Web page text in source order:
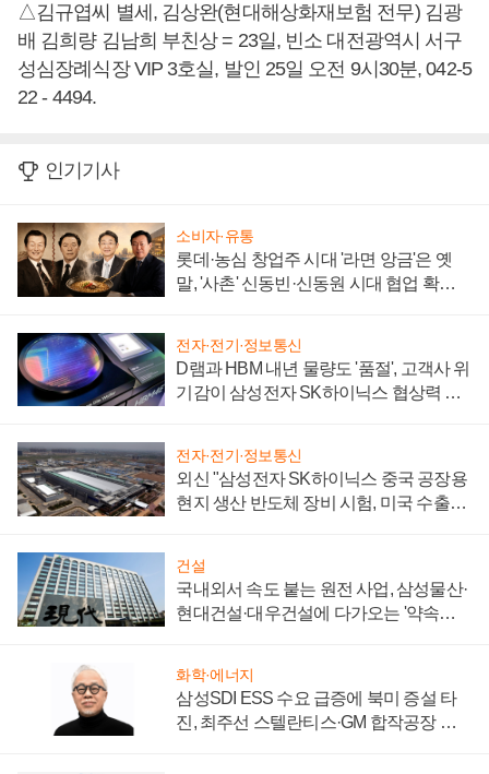
△김규엽씨 별세, 김상완(현대해상화재보험 전무) 김광
배 김희량 김남희 부친상 = 23일, 빈소 대전광역시 서구
성심장례식장 VIP 3호실, 발인 25일 오전 9시30분, 042-5
22 - 4494.
인기기사
소비자·유통
롯데·농심 창업주 시대 '라면 앙금'은 옛
말, '사촌' 신동빈·신동원 시대 협업 확대
전자·전기·정보통신
D램과 HBM 내년 물량도 '품절', 고객사 위
기감이 삼성전자 SK하이닉스 협상력 더
전자·전기·정보통신
외신 "삼성전자 SK하이닉스 중국 공장용
현지 생산 반도체 장비 시험, 미국 수출통
건설
국내외서 속도 붙는 원전 사업, 삼성물산·
현대건설·대우건설에 다가오는 '약속의
화학·에너지
삼성SDI ESS 수요 급증에 북미 증설 타
진, 최주선 스텔란티스·GM 합작공장 건